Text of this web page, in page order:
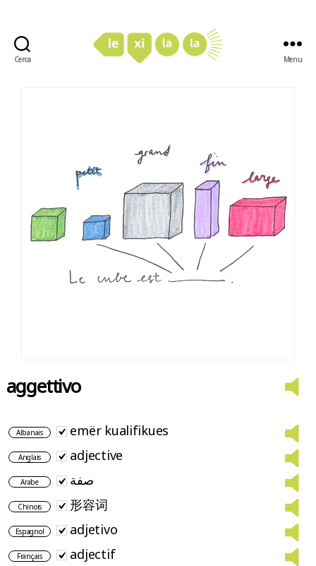
Cerca Menu
aggettivo
Albanais emër kualifikues
Anglais adjective
Arabe صفة
Chinois 形容词
Espagnol adjetivo
Français adjectif